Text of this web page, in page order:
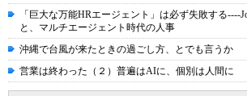
「巨大な万能HRエージェント」は必ず失敗する----
と、マルチエージェント時代の人事
沖縄で台風が来たときの過ごし方、とでも言うか
営業は終わった（２）普遍はAIに、個別は人間に